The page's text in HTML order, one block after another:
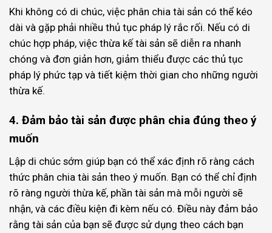
Khi không có di chúc, việc phân chia tài sản có thể kéo
dài và gặp phải nhiều thủ tục pháp lý rắc rối. Nếu có di
chúc hợp pháp, việc thừa kế tài sản sẽ diễn ra nhanh
chóng và đơn giản hơn, giảm thiểu được các thủ tục
pháp lý phức tạp và tiết kiệm thời gian cho những người
thừa kế.
4. Đảm bảo tài sản được phân chia đúng theo ý
muốn
Lập di chúc sớm giúp bạn có thể xác định rõ ràng cách
thức phân chia tài sản theo ý muốn. Bạn có thể chỉ định
rõ ràng người thừa kế, phần tài sản mà mỗi người sẽ
nhận, và các điều kiện đi kèm nếu có. Điều này đảm bảo
rằng tài sản của bạn sẽ được sử dụng theo cách bạn